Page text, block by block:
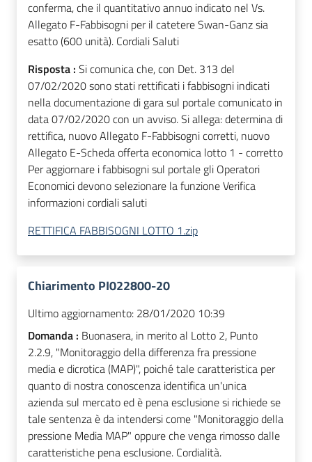
conferma, che il quantitativo annuo indicato nel Vs.
Allegato F-Fabbisogni per il catetere Swan-Ganz sia
esatto (600 unità). Cordiali Saluti
Risposta : Si comunica che, con Det. 313 del
07/02/2020 sono stati rettificati i fabbisogni indicati
nella documentazione di gara sul portale comunicato in
data 07/02/2020 con un avviso. Si allega: determina di
rettifica, nuovo Allegato F-Fabbisogni corretti, nuovo
Allegato E-Scheda offerta economica lotto 1 - corretto
Per aggiornare i fabbisogni sul portale gli Operatori
Economici devono selezionare la funzione Verifica
informazioni cordiali saluti
RETTIFICA FABBISOGNI LOTTO 1.zip
Chiarimento PI022800-20
Ultimo aggiornamento: 28/01/2020 10:39
Domanda : Buonasera, in merito al Lotto 2, Punto
2.2.9, "Monitoraggio della differenza fra pressione
media e dicrotica (MAP)", poiché tale caratteristica per
quanto di nostra conoscenza identifica un'unica
azienda sul mercato ed è pena esclusione si richiede se
tale sentenza è da intendersi come "Monitoraggio della
pressione Media MAP" oppure che venga rimosso dalle
caratteristiche pena esclusione. Cordialità.